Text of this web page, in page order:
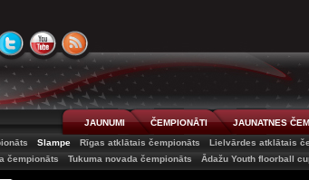
JAUNUMI ČEMPIONĀTI JAUNATNES
Slampe Rīgas atklātais čempionāts Lielvārdes atklātais
čempionāts
Tukuma novada čempionāts Ādažu Youth floorball